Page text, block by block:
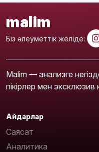
malim
Біз әлеуметтік желіде:
Malim — анализге
пікірлер мен эксклюзив
Айдарлар
Саясат
Аналитика